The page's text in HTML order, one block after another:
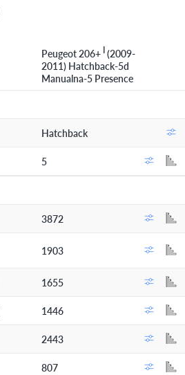
Peugeot 206+ I(2009-
2011) Hatchback-5d
Manualna-5 Presence
Hatchback
5
3872
1903
1655
1446
2443
807